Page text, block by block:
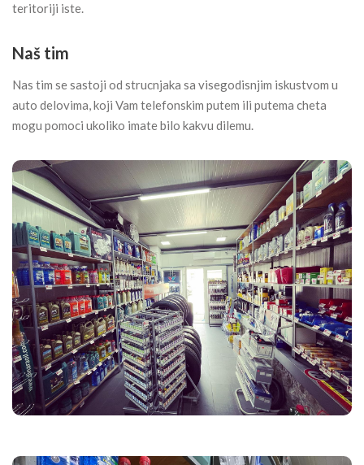
teritoriji iste.
Naš tim
Nas tim se sastoji od strucnjaka sa visegodisnjim iskustvom u
auto delovima, koji Vam telefonskim putem ili putema cheta
mogu pomoci ukoliko imate bilo kakvu dilemu.